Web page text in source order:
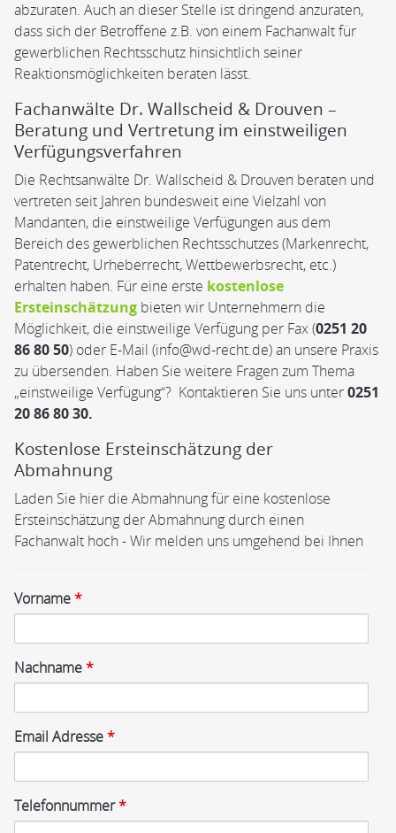
abzuraten. Auch an dieser Stelle ist dringend anzuraten,
dass sich der Betroffene z.B. von einem Fachanwalt für
gewerblichen Rechtsschutz hinsichtlich seiner
Reaktionsmöglichkeiten beraten lässt.
Fachanwälte Dr. Wallscheid & Drouven –
Beratung und Vertretung im einstweiligen
Verfügungsverfahren
Die Rechtsanwälte Dr. Wallscheid & Drouven beraten und
vertreten seit Jahren bundesweit eine Vielzahl von
Mandanten, die einstweilige Verfügungen aus dem
Bereich des gewerblichen Rechtsschutzes (Markenrecht,
Patentrecht, Urheberrecht, Wettbewerbsrecht, etc.)
erhalten haben. Für eine erste kostenlose
Ersteinschätzung bieten wir Unternehmern die
Möglichkeit, die einstweilige Verfügung per Fax (0251 20
86 80 50) oder E-Mail (info@wd-recht.de) an unsere Praxis
zu übersenden. Haben Sie weitere Fragen zum Thema
„einstweilige Verfügung“? Kontaktieren Sie uns unter0251
20 86 80 30.
Kostenlose Ersteinschätzung der
Abmahnung
Laden Sie hier die Abmahnung für eine kostenlose
Ersteinschätzung der Abmahnung durch einen
Fachanwalt hoch - Wir melden uns umgehend bei Ihnen
Vorname*
Nachname*
Email Adresse*
Telefonnummer*